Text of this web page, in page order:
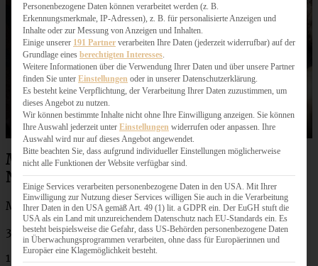
Maronensuppe mit karamellisierten
Nüssen und Speck
Menge für 4 Personen:
300gKnollensellerie
150 g
Petersilienwurzeln
Personenbezogene Daten können verarbeitet werden (z. B.
Erkennungsmerkmale, IP-Adressen), z. B. für personalisierte Anzeigen und
Inhalte oder zur Messung von Anzeigen und Inhalten.
Einige unserer 191 Partner verarbeiten Ihre Daten (jederzeit widerrufbar) auf der
Grundlage eines berechtigten Interesses
Weitere Informationen über die Verwendung Ihrer Daten und über unsere Partner
finden Sie unter Einstellungen oder in unserer Datenschutzerklärung.
Es besteht keine Verpflichtung, der Verarbeitung Ihrer Daten zuzustimmen, um
dieses Angebot zu nutzen.
Wir können bestimmte Inhalte nicht ohne Ihre Einwilligung anzeigen. Sie können
Ihre Auswahl jederzeit unter Einstellungen widerrufen oder anpassen. Ihre
Auswahl wird nur auf dieses Angebot angewendet.
Bitte beachten Sie, dass aufgrund individueller Einstellungen möglicherweise
nicht alle Funktionen der Website verfügbar sind.
Einige Services verarbeiten personenbezogene Daten in den USA. Mit Ihrer
Einwilligung zur Nutzung dieser Services willigen Sie auch in die Verarbeitung
Ihrer Daten in den USA gemäß Art. 49 (1) lit. a GDPR ein. Der EuGH stuft die
USA als ein Land mit unzureichendem Datenschutz nach EU-Standards ein. Es
besteht beispielsweise die Gefahr, dass US-Behörden personenbezogene Daten
in Überwachungsprogrammen verarbeiten, ohne dass für Europäerinnen und
Europäer eine Klagemöglichkeit besteht.